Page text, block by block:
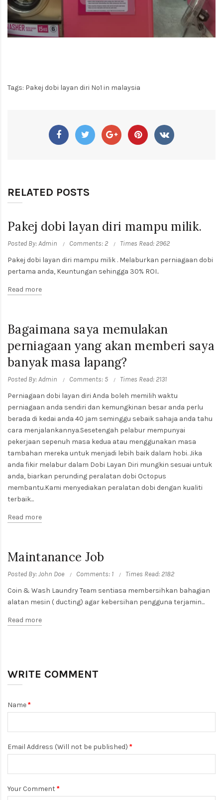
Tags: Pakej dobi layan diri No1 in malaysia
RELATED POSTS
Pakej dobi layan diri mampu milik.
Posted By: Admin Comments: 2
Times Read: 2962
Pakej dobi layan diri mampu milik . Melaburkan perniagaan dobi
pertama anda, Keuntungan sehingga 30% ROI..
Read more
Bagaimana saya memulakan
perniagaan yang akan memberi saya
banyak masa lapang?
Posted By: Admin Comments: 5
Times Read: 2131
Perniagaan dobi layan diri Anda boleh memilih waktu
perniagaan anda sendiri dan kemungkinan besar anda perlu
berada di kedai anda 40 jam seminggu sebaik sahaja anda tahu
cara menjalankannya.Sesetengah pelabur mempunyai
pekerjaan sepenuh masa kedua atau menggunakan masa
tambahan mereka untuk menjadi lebih baik dalam hobi. Jika
anda fikir melabur dalam Dobi Layan Diri mungkin sesuai untuk
anda, biarkan perunding peralatan dobi Octopus
membantu.Kami menyediakan peralatan dobi dengan kualiti
terbaik...
Read more
Maintanance Job
Posted By: John Doe Comments: 1
Times Read: 2182
Coin & Wash Laundry Team sentiasa membersihkan bahagian
alatan mesin ( ducting) agar kebersihan pengguna terjamin...
Read more
WRITE COMMENT
Name
Email Address (Will not be published)
Your Comment